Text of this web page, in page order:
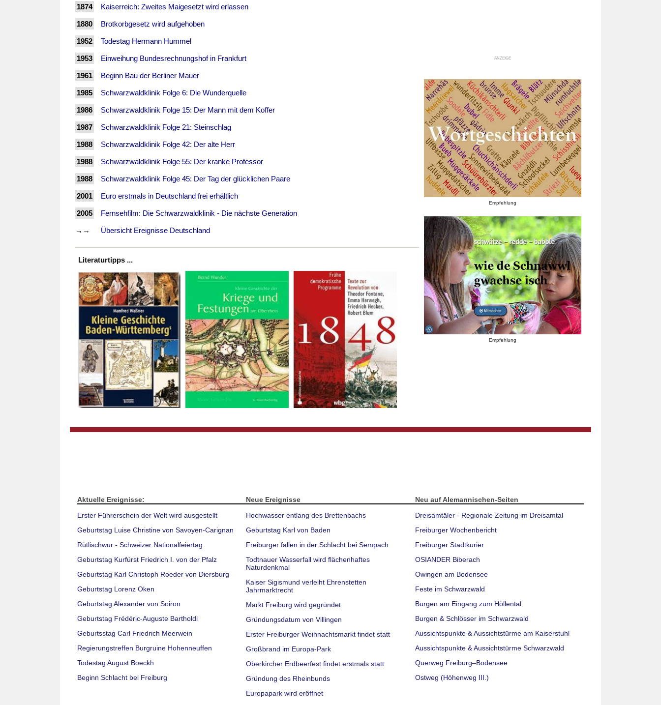
1874 Kaiserreich: Zweites Maigesetzt wird erlassen
1880 Brotkorbgesetz wird aufgehoben
1952 Todestag Hermann Hummel
1953 Einweihung Bundesrechnungshof in Frankfurt
1961 Beginn Bau der Berliner Mauer
1985 Schwarzwaldklinik Folge 6: Die Wunderquelle
1986 Schwarzwaldklinik Folge 15: Der Mann mit dem Koffer
1987 Schwarzwaldklinik Folge 21: Steinschlag
1988 Schwarzwaldklinik Folge 42: Der alte Herr
1988 Schwarzwaldklinik Folge 55: Der kranke Professor
1988 Schwarzwaldklinik Folge 45: Der Tag der glücklichen Paare
2001 Euro erstmals in Deutschland frei erhältlich
2005 Fernsehfilm: Die Schwarzwaldklinik - Die nächste Generation
→→ Übersicht Ereignisse Deutschland
Literaturtipps ...
ANZEIGE
Empfehlung
Empfehlung
Aktuelle Ereignisse:
Erster Führerschein der Welt wird ausgestellt
Geburtstag Luise Christine von Savoyen-Carignan
Rütlischwur - Schweizer Nationalfeiertag
Geburtstag Kurfürst Friedrich I. von der Pfalz
Geburtstag Karl Christoph Roeder von Diersburg
Geburtstag Lorenz Oken
Geburtstag Alexander von Soiron
Geburtstag Frédéric-Auguste Bartholdi
Geburtsstag Carl Friedrich Meerwein
Regierungstreffen Burgruine Hohenneuffen
Todestag August Boeckh
Beginn Schlacht bei Freiburg
Neue Ereignisse
Hochwasser entlang des Brettenbachs
Geburtstag Karl von Baden
Freiburger fallen in der Schlacht bei Sempach
Todtnauer Wasserfall wird flächenhaftes
Naturdenkmal
Kaiser Sigismund verleiht Ehrenstetten
Jahrmarktrecht
Markt Freiburg wird gegründet
Gründungsdatum von Villingen
Erster Freiburger Weihnachtsmarkt findet statt
Großbrand im Europa-Park
Oberkircher Erdbeerfest findet erstmals statt
Gründung des Rheinbunds
Europapark wird eröffnet
Neu auf Alemannischen-Seiten
Dreisamtäler - Regionale Zeitung im Dreisamtal
Freiburger Wochenbericht
Freiburger Stadtkurier
OSIANDER Biberach
Owingen am Bodensee
Feste im Schwarzwald
Burgen am Eingang zum Höllental
Burgen & Schlösser im Schwarzwald
Aussichtspunkte & Aussichtstürme am Kaiserstuhl
Aussichtspunkte & Aussichtstürme Schwarzwald
Querweg Freiburg–Bodensee
Ostweg (Höhenweg III.)